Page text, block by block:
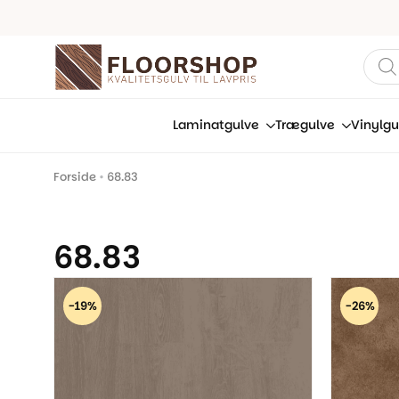
Laminatgulve Trægulve
Forside • 68.83
68.83
-19% -26%